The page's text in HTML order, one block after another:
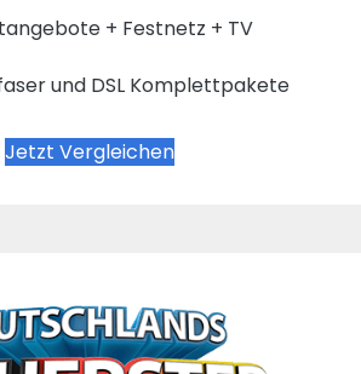
+ Festnetz + TV
und DSL Komplettpakete
Jetzt Vergleichen